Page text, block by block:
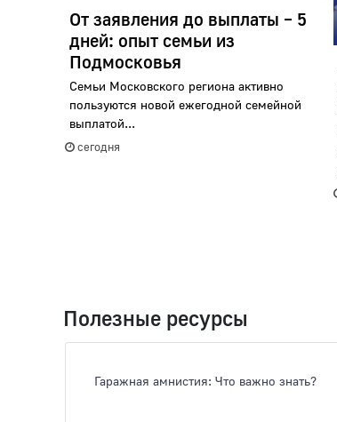
От заявления до выплаты – 5
дней: опыт семьи из
Подмосковья
Семьи Московского региона активно
пользуются новой ежегодной семейной
выплатой...
сегодня
Полезные ресурсы
Гаражная амнистия: Что важно знать?